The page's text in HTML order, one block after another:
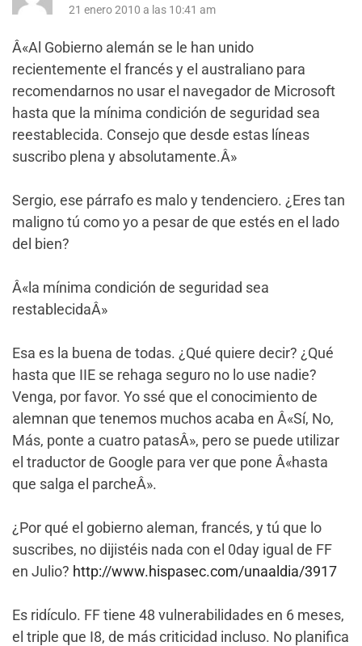
21 enero 2010 a las 10:41 am
Â«Al Gobierno alemán se le han unido
recientemente el francés y el australiano para
recomendarnos no usar el navegador de Microsoft
hasta que la mínima condición de seguridad sea
reestablecida. Consejo que desde estas líneas
suscribo plena y absolutamente.Â»
Sergio, ese párrafo es malo y tendenciero. ¿Eres tan
maligno tú como yo a pesar de que estés en el lado
del bien?
Â«la mínima condición de seguridad sea
restablecidaÂ»
Esa es la buena de todas. ¿Qué quiere decir? ¿Qué
hasta que IIE se rehaga seguro no lo use nadie?
Venga, por favor. Yo ssé que el conocimiento de
alemnan que tenemos muchos acaba en Â«Sí, No,
Más, ponte a cuatro patasÂ», pero se puede utilizar
el traductor de Google para ver que pone Â«hasta
que salga el parcheÂ».
¿Por qué el gobierno aleman, francés, y tú que lo
suscribes, no dijistéis nada con el 0day igual de FF
en Julio? http://www.hispasec.com/unaaldia/3917
Es ridículo. FF tiene 48 vulnerabilidades en 6 meses,
el triple que I8, de más criticidad incluso. No planifica